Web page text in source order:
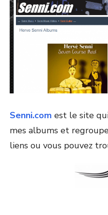
Senni.com est le site
mes albums et
liens ou vous pouvez